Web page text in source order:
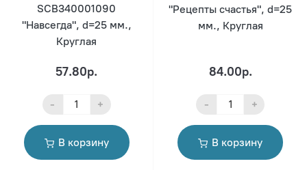
SCB340001090
"Навсегда", d=25 мм.,
Круглая
57.80р.
- +
В корзину
"Рецепты счастья", d=25
мм., Круглая
84.00р.
- +
В корзину